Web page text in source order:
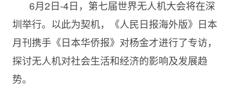
6月2日-4日，第七届世界无人机大会将在深
圳举行。以此为契机，《人民日报海外版》日本
月刊携手《日本华侨报》对杨金才进行了专访，
探讨无人机对社会生活和经济的影响及发展趋
势。